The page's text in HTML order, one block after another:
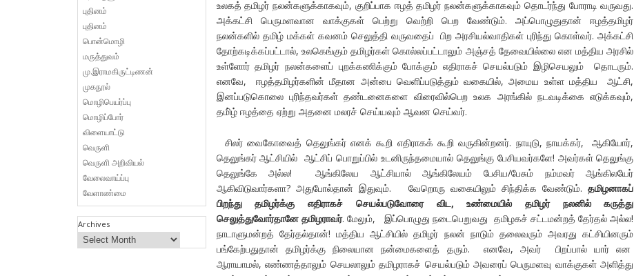
உலகத் தமிழர் நலன்களுக்காகவும், குறிப்பாக ஈழத் தமிழர் நலன்களுக்காகவும் தொடர்ந்து போராடி வருவது.
அக்கட்சி பெருமளவான வாக்குகள் பெற்று வெற்றி பெற வேண்டும். அப்பொழுதுதான் ஈழத்தமிழர்
நலன்களில் தமிழ் மக்கள் கவனம் செலுத்தி வருவதைப் பிற அரசியல்வாதிகள் புரிந்து கொள்வர். அக்கட்சி
தோற்கடிக்கப்பட்டால், உலகெங்கும் தமிழர்கள் கொல்லப்பட்டாலும் அஞ்சத் தேவையில்லை என மத்திய அரசில்
உள்ளோர் தமிழர் நலன்களைப் புறக்கணிக்கும் போக்கும் எதிராகச் செயல்படும் இழிசெயலும் தொடரும்.
எனவே, ஈழத்தமிழர்களின் மீதான அன்பை வெளிப்படுத்தும் வகையில், அமைய உள்ள மத்திய ஆட்சி,
இனப்படுகொலை புரிந்தவர்கள் தண்டனைகளை விரைவில்பெற உலக அரங்கில் நடவடிக்கை எடுக்கவும்,
தமி்ழ் ஈழத்தை ஏற்று அதனை மலரச் செய்யவும் ஆவன செய்வர்.
சிலர் வைகோவைத் தெலுங்கர் எனக் கூறி எதிராகக் கூறி வருகின்றனர். நாயுடு, நாயக்கர், ஆகியோர்,
தெலுங்கர் ஆட்சியில் ஆட்சிப் பொறுப்பில் உடனிருந்தமையால் தெலுங்கு பேசியவர்களே! அவர்கள் தெலுங்கு
தெலுங்கே அல்ல! ஆங்கிலேய ஆட்சியால் ஆங்கிலேயம் பேசிய/பேசும் நம்மவர் ஆங்கிலயேர்
ஆகிவிடுவார்களா? அதுபோல்தான் இதுவும். வேறொரு வகையிலும் சிந்திக்க வேண்டும்.தமிழனாகப்
பிறந்து தமிழர்க்கு எதிராகச் செயல்படுவோரை விட ,உண்மையில் தமிழர் நலனில் கருத்து
செலுத்துவோர்தானே தமிழராவர். மேலும், இப்பொழுது நடைபெறுவது தமிழகச் சட்டமன்றத் தேர்தல் அல்ல!
நாடாளுமன்றத் தேர்தல்தான்! மத்திய ஆட்சியில் தமிழர் நலன் நாடும் தலைவரும் அவரது கட்சியினரும்
பங்கேற்பதுதான் தமிழர்க்கு நிலையான நன்மைகளைத் தரும். எனவே, அவர் பிறப்பால் யார் என
ஆராயாமல், எண்ணத்தாலும் செயலாலும் தமிழராகச் செயல்படும் அவரைப் பெருமளவு வாக்குகள் அளித்து
புதினம்
புதினம்
பொன்மொழி
மருத்துவம்
மு.இராமகிருட்டிணன்
முகநூல்
மொழிபெயர்ப்பு
மொழிப்போர்
விளையாட்டு
வெருளி
வெருளி அறிவியல்
வேலைவாய்ப்பு
வேளாண்மை
Archives